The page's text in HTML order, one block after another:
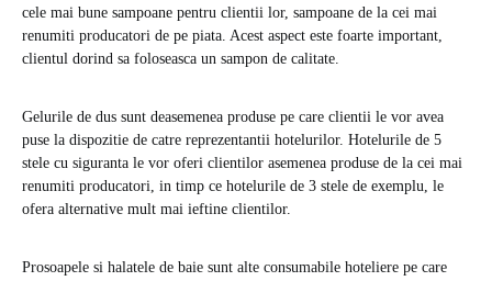
cele mai bune sampoane pentru clientii lor, sampoane de la cei mai
renumiti producatori de pe piata. Acest aspect este foarte important,
clientul dorind sa foloseasca un sampon de calitate.
Gelurile de dus sunt deasemenea produse pe care clientii le vor avea
puse la dispozitie de catre reprezentantii hotelurilor. Hotelurile de 5
stele cu siguranta le vor oferi clientilor asemenea produse de la cei mai
renumiti producatori, in timp ce hotelurile de 3 stele de exemplu, le
ofera alternative mult mai ieftine clientilor.
Prosoapele si halatele de baie sunt alte consumabile hoteliere pe care